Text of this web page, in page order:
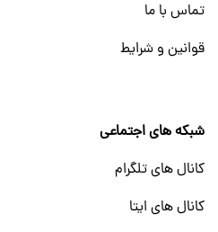
تماس با ما
قوانین و شرایط
شبکه های اجتماعی
کانال های تلگرام
کانال های ایتا